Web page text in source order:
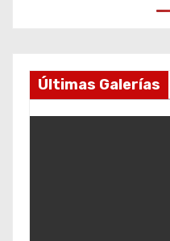
Últimas Galerías